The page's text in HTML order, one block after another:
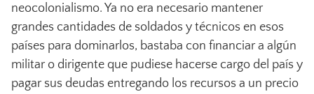
neocolonialismo. Ya no era necesario mantener
grandes cantidades de soldados y técnicos en esos
países para dominarlos, bastaba con financiar a algún
militar o dirigente que pudiese hacerse cargo del país y
pagar sus deudas entregando los recursos a un precio